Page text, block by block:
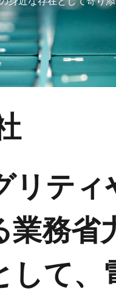
カルサポート
ティ
ションサイト
ライフサイエンス
社会貢献活動・
よくある
新卒採用
リティ
業務省
して、